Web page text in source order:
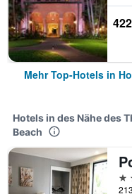
Mehr Top-Hotels in
Hotels in des Nähe des
Beach
3